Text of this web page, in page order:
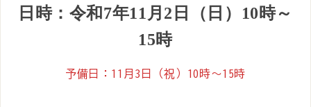
日時：令和7年11月2日（日）10時～
15時
予備日：11月3日（祝）10時～15時